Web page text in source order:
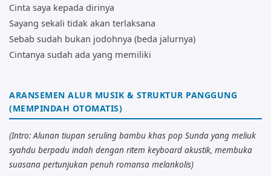
Cinta saya kepada dirinya
Sayang sekali tidak akan terlaksana
Sebab sudah bukan jodohnya (beda jalurnya)
Cintanya sudah ada yang memiliki
ARANSEMEN ALUR MUSIK & STRUKTUR PANGGUNG
(MEMPINDAH OTOMATIS)
(Intro: Alunan tiupan seruling bambu khas pop Sunda yang meliuk
syahdu berpadu indah dengan ritem keyboard akustik, membuka
suasana pertunjukan penuh romansa melankolis)